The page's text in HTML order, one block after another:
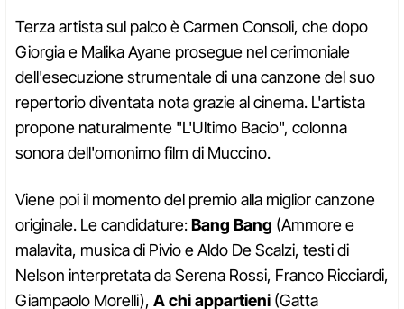
Terza artista sul palco è Carmen Consoli, che dopo
Giorgia e Malika Ayane prosegue nel cerimoniale
dell'esecuzione strumentale di una canzone del suo
repertorio diventata nota grazie al cinema. L'artista
propone naturalmente "L'Ultimo Bacio", colonna
sonora dell'omonimo film di Muccino.
Viene poi il momento del premio alla miglior canzone
originale. Le candidature:Bang Bang (Ammore e
malavita, musica di Pivio e Aldo De Scalzi, testi di
Nelson interpretata da Serena Rossi, Franco Ricciardi,
Giampaolo Morelli), A chi appartieni (Gatta